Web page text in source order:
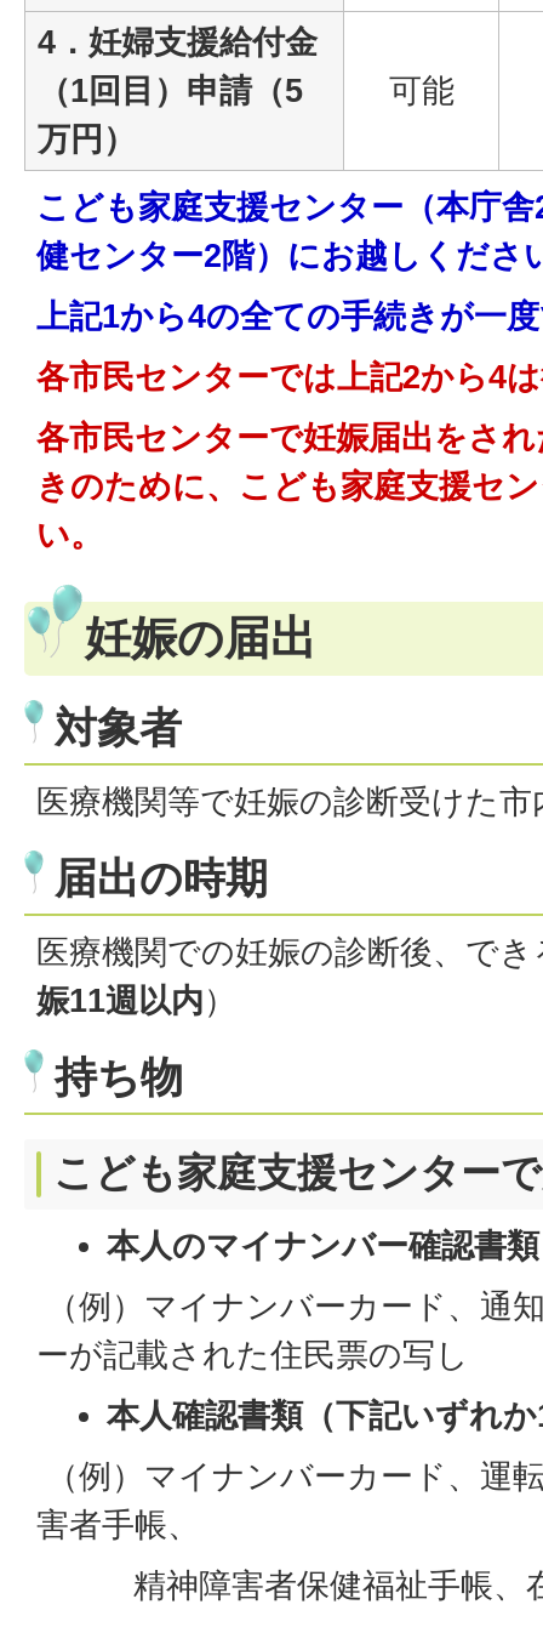
4．妊婦支援給付金
（1回目）申請（5
万円）
可能
こども家庭支援センター（本庁
健センター2階）にお越しくださ
上記1から4の全ての手続きが一
各市民センターでは上記2から4
各市民センターで妊娠届出をさ
きのために、こども家庭支援セ
い。
妊娠の届出
対象者
医療機関等で妊娠の診断受けた
届出の時期
医療機関での妊娠の診断後、で
娠11週以内）
持ち物
こども家庭支援センター
本人のマイナンバー確認書
（例）マイナンバーカード、通
ーが記載された住民票の写し
本人確認書類（下記いずれ
（例）マイナンバーカード、運
害者手帳、
精神障害者保健福祉手帳、